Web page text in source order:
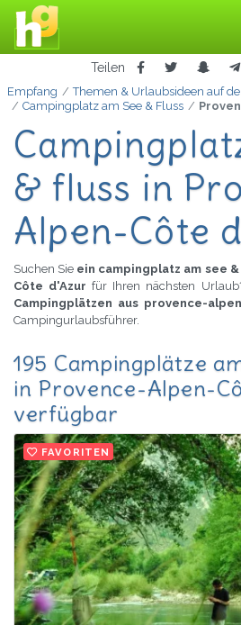
Teilen
Empfang
Themen & Urlaubsideen auf
Campingplatz am See & Fluss
& fluss in
Alpen-Côte
Suchen Sie ein campingplatz am see
Côte d'Azurfür Ihren nächsten
Campingplätzen aus provence-
Campingurlaubsführer.
195 Campingplätze
in Provence-Alpen-
verfügbar
FAVORITEN